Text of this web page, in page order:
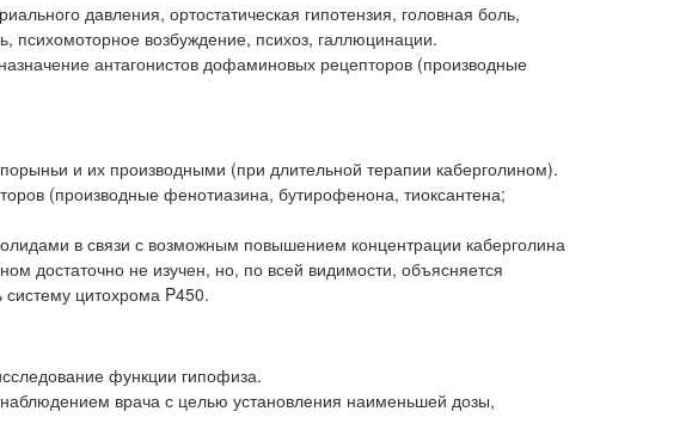
давления, ортостатическая гипотензия, головная боль,
психомоторное возбуждение, психоз, галлюцинации.
антагонистов дофаминовых рецепторов (производные
и их производными (при длительной терапии каберголином).
(производные фенотиазина, бутирофенона, тиоксантена;
в связи с возможным повышением концентрации каберголина
достаточно не изучен, но, по всей видимости, объясняется
систему цитохрома P450.
функции гипофиза.
врача с целью установления наименьшей дозы,